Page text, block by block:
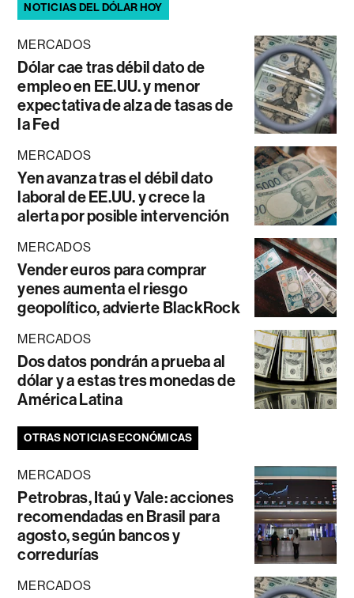
NOTICIAS DEL DÓLAR HOY
MERCADOS
Dólar cae tras débil dato de
empleo en EE.UU. y menor
expectativa de alza de tasas de
la Fed
MERCADOS
Yen avanza tras el débil dato
laboral de EE.UU. y crece la
alerta por posible intervención
MERCADOS
Vender euros para comprar
yenes aumenta el riesgo
geopolítico, advierte BlackRock
MERCADOS
Dos datos pondrán a prueba al
dólar y a estas tres monedas de
América Latina
OTRAS NOTICIAS ECONÓMICAS
MERCADOS
Petrobras, Itaú y Vale: acciones
recomendadas en Brasil para
agosto, según bancos y
corredurías
MERCADOS